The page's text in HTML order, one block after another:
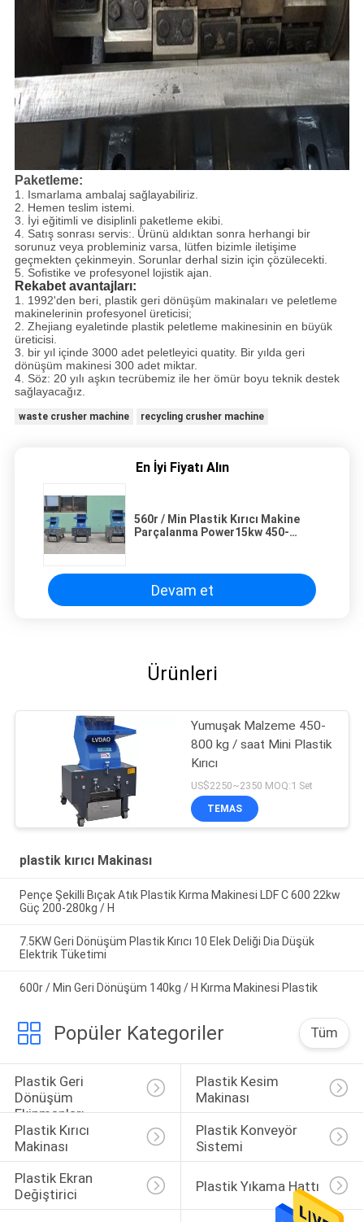
Paketleme:
1. Ismarlama ambalaj sağlayabiliriz.
2. Hemen teslim istemi.
3. İyi eğitimli ve disiplinli paketleme ekibi.
4. Satış sonrası servis:. Ürünü aldıktan sonra herhangi bir
sorunuz veya probleminiz varsa, lütfen bizimle iletişime
geçmekten çekinmeyin. Sorunlar derhal sizin için çözülecekti.
5. Sofistike ve profesyonel lojistik ajan.
Rekabet avantajları:
1. 1992'den beri, plastik geri dönüşüm makinaları ve peletleme
makinelerinin profesyonel üreticisi;
2. Zhejiang eyaletinde plastik peletleme makinesinin en büyük
üreticisi.
3. bir yıl içinde 3000 adet peletleyici quatity. Bir yılda geri
dönüşüm makinesi 300 adet miktar.
4. Söz: 20 yılı aşkın tecrübemiz ile her ömür boyu teknik destek
sağlayacağız.
waste crusher machine recycling crusher machine
En İyi Fiyatı Alın
560r / Min Plastik Kırıcı Makine
Parçalanma Power15kw 450-
Devam et
Ürünleri
Yumuşak Malzeme 450-
800 kg / saat Mini Plastik
Kırıcı
US$2250~2350 MOQ:1 Set
TEMAS
plastik kırıcı Makinası
Pençe Şekilli Bıçak Atık Plastik Kırma Makinesi LDF C 600 22kw
Güç 200-280kg / H
7.5KW Geri Dönüşüm Plastik Kırıcı 10 Elek Deliği Dia Düşük
Elektrik Tüketimi
600r / Min Geri Dönüşüm 140kg / H Kırma Makinesi Plastik
Popüler Kategoriler Tüm
Plastik Geri
Dönüşüm
Ekipmanları
Plastik Kesim
Makinası
Plastik Kırıcı
Makinası
Plastik Konveyör
Sistemi
Plastik Ekran
Değiştirici
Plastik Yıkama Hattı